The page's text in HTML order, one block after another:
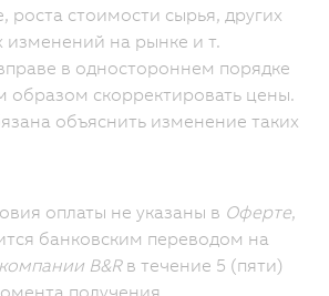
роста стоимости сырья, других
изменений на рынке и т.
в одностороннем порядке
образом скорректировать цены.
объяснить изменение таких
оплаты не указаны в Оферте,
банковским переводом на
компании B&Rв течение 5 (пяти)
получения